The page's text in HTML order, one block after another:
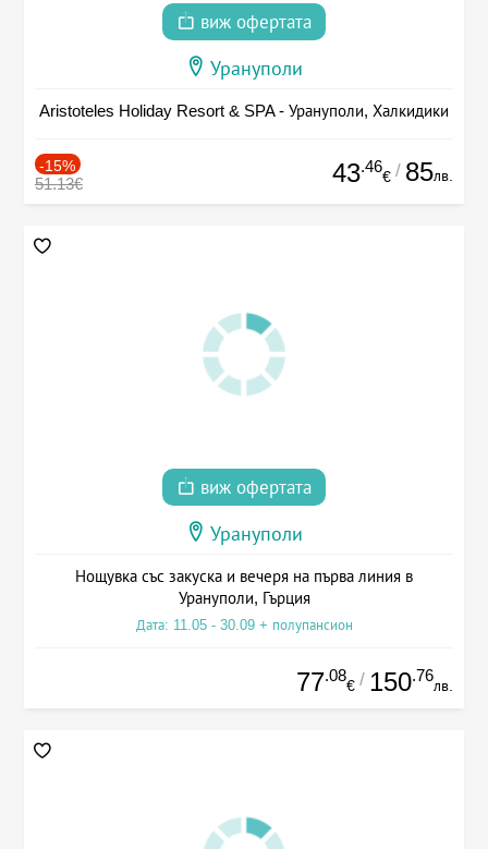
виж офертата
Урануполи
Aristoteles Holiday Resort & SPA - Урануполи, Халкидики
-15%
51.13€ 43.46
€ / 85лв.
виж офертата
Урануполи
Нощувка със закуска и вечеря на първа линия в
Урануполи, Гърция
Дата: 11.05 - 30.09 + полупансион
77.08
€ / 150.76
лв.